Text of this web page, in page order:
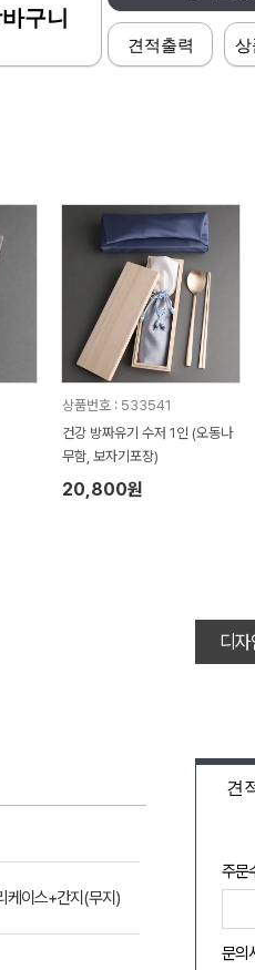
견적출력 상
구니
상품번호 : 533541
건강 방짜유기 수저 1인 (오동나
무함, 보자기포장)
20,800원
디
견
주문
문의
케이스+간지(무지)